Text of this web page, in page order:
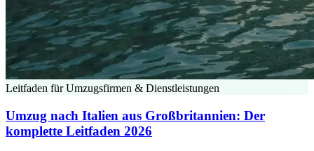
Leitfaden für Umzugsfirmen & Dienstleistungen
Umzug nach Italien aus Großbritannien: Der
komplette Leitfaden 2026